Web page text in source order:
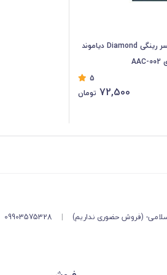
آچار یک سر تخت و یک سر رینگی Diamond دیاموند
5
72,500 تومان
(فروش حضوری نداریم) |
09903575328